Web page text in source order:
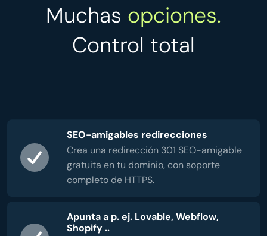
Muchas opciones.
Control total
SEO-amigables redirecciones
Crea una redirección 301 SEO-amigable
gratuita en tu dominio, con soporte
completo de HTTPS.
Apunta a p. ej. Lovable, Webflow,
Shopify ..